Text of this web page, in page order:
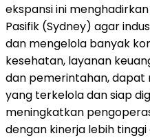
ekspansi ini
Pasifik (Sydney) agar
dan mengelola banyak
kesehatan, layanan
dan pemerintahan,
yang terkelola dan siap
meningkatkan
dengan kinerja lebih